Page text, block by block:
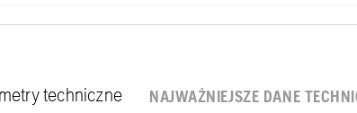
techniczne NAJWAŻNIEJSZE DANE